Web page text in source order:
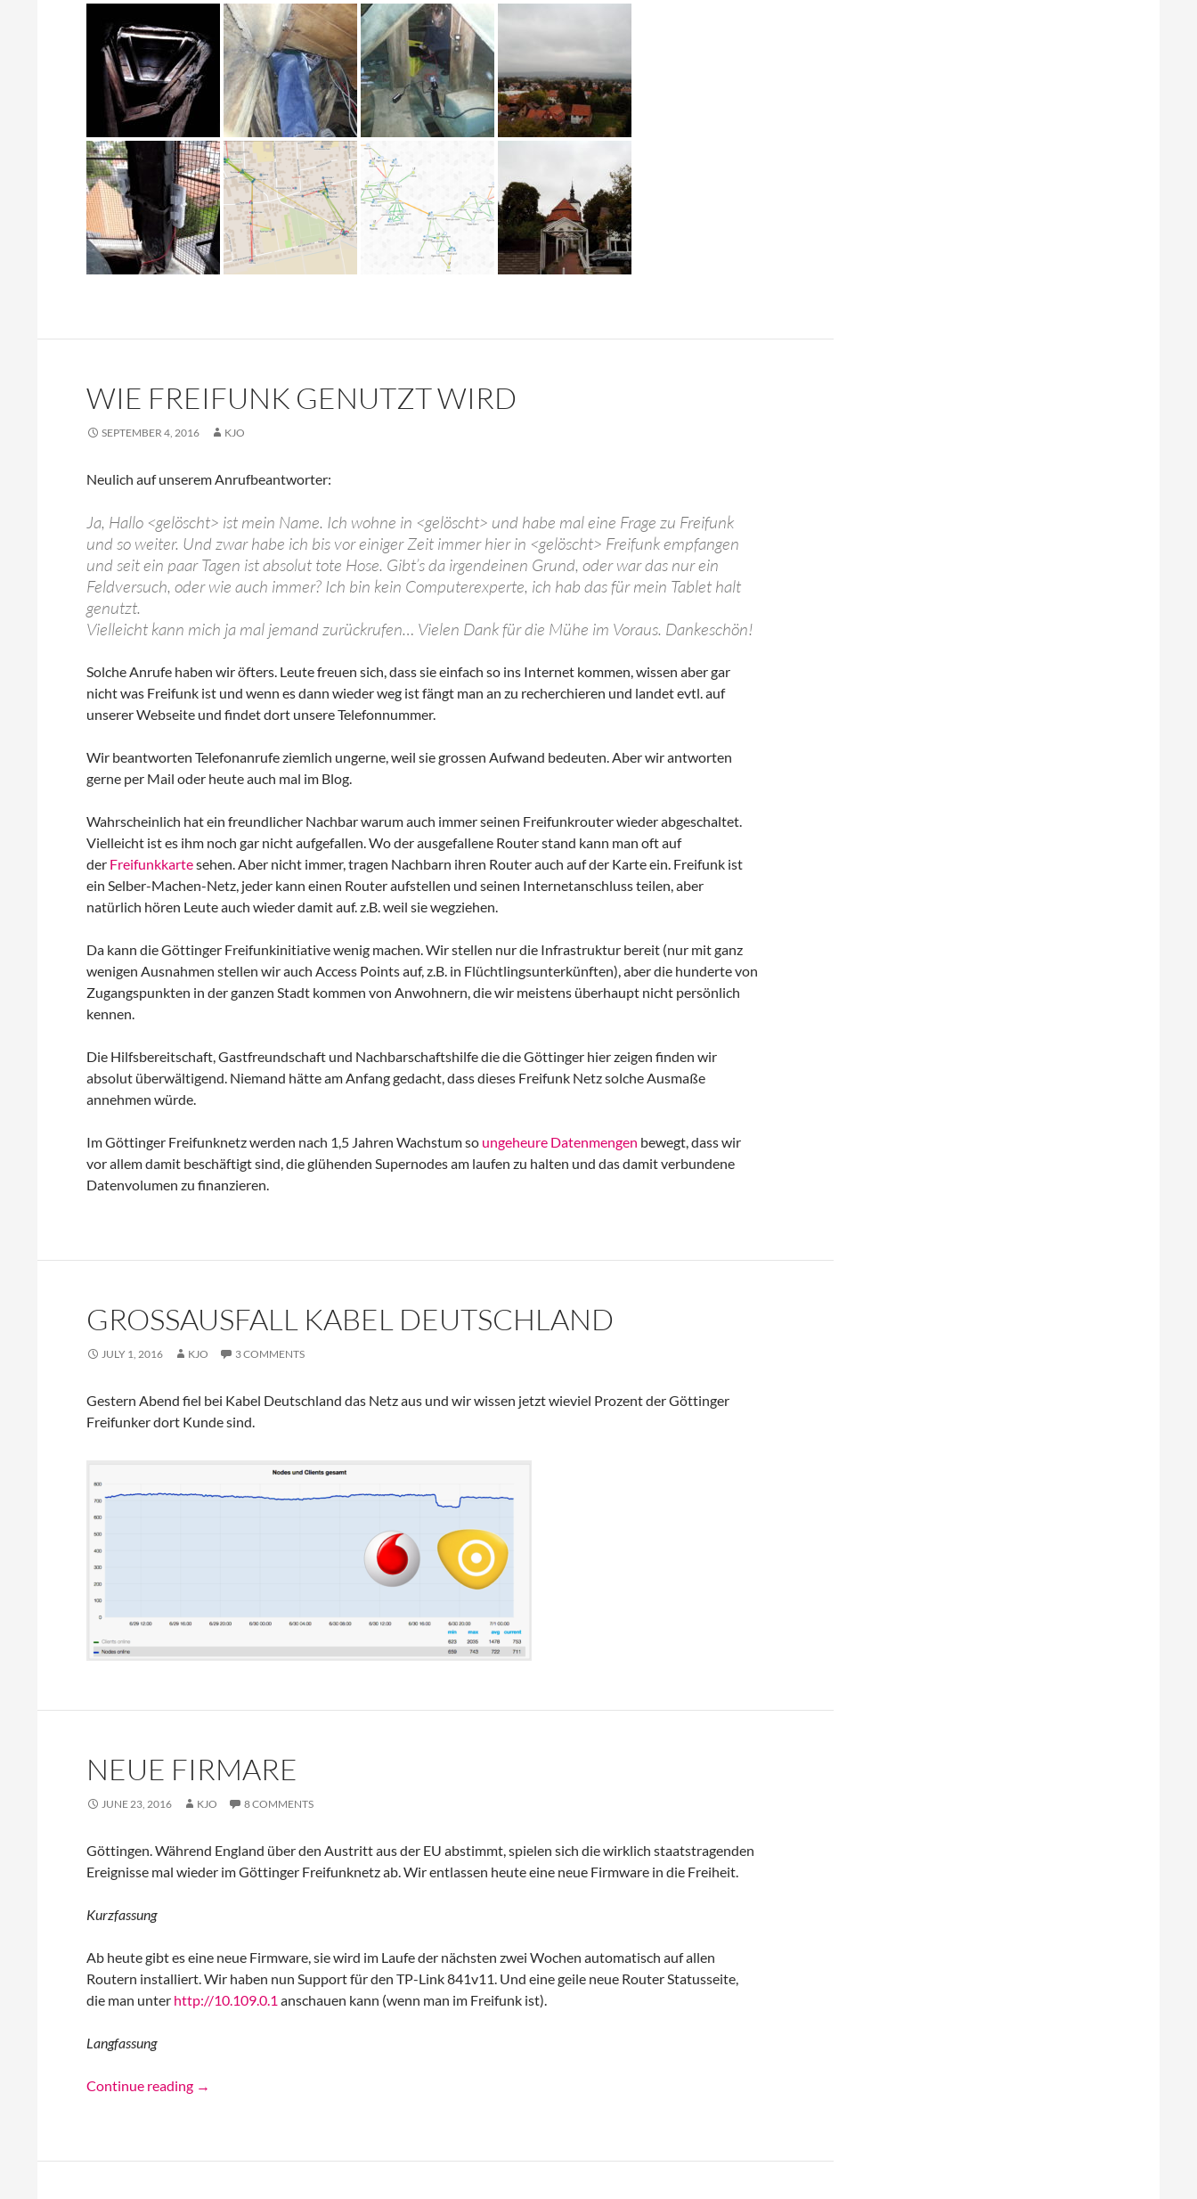
WIE FREIFUNK GENUTZT WIRD
SEPTEMBER 4, 2016 KJO
Neulich auf unserem Anrufbeantworter:
Ja, Hallo <gelöscht> ist mein Name. Ich wohne in <gelöscht> und habe mal eine Frage zu Freifunk
und so weiter. Und zwar habe ich bis vor einiger Zeit immer hier in <gelöscht> Freifunk empfangen
und seit ein paar Tagen ist absolut tote Hose. Gibt’s da irgendeinen Grund, oder war das nur ein
Feldversuch, oder wie auch immer? Ich bin kein Computerexperte, ich hab das für mein Tablet halt
genutzt.
Vielleicht kann mich ja mal jemand zurückrufen… Vielen Dank für die Mühe im Voraus. Dankeschön!
Solche Anrufe haben wir öfters. Leute freuen sich, dass sie einfach so ins Internet kommen, wissen aber gar
nicht was Freifunk ist und wenn es dann wieder weg ist fängt man an zu recherchieren und landet evtl. auf
unserer Webseite und findet dort unsere Telefonnummer.
Wir beantworten Telefonanrufe ziemlich ungerne, weil sie grossen Aufwand bedeuten. Aber wir antworten
gerne per Mail oder heute auch mal im Blog.
Wahrscheinlich hat ein freundlicher Nachbar warum auch immer seinen Freifunkrouter wieder abgeschaltet.
Vielleicht ist es ihm noch gar nicht aufgefallen. Wo der ausgefallene Router stand kann man oft auf
der Freifunkkartesehen. Aber nicht immer, tragen Nachbarn ihren Router auch auf der Karte ein. Freifunk ist
ein Selber-Machen-Netz, jeder kann einen Router aufstellen und seinen Internetanschluss teilen, aber
natürlich hören Leute auch wieder damit auf. z.B. weil sie wegziehen.
Da kann die Göttinger Freifunkinitiative wenig machen. Wir stellen nur die Infrastruktur bereit (nur mit ganz
wenigen Ausnahmen stellen wir auch Access Points auf, z.B. in Flüchtlingsunterkünften), aber die hunderte von
Zugangspunkten in der ganzen Stadt kommen von Anwohnern, die wir meistens überhaupt nicht persönlich
kennen.
Die Hilfsbereitschaft, Gastfreundschaft und Nachbarschaftshilfe die die Göttinger hier zeigen finden wir
absolut überwältigend. Niemand hätte am Anfang gedacht, dass dieses Freifunk Netz solche Ausmaße
annehmen würde.
Im Göttinger Freifunknetz werden nach 1,5 Jahren Wachstum so ungeheure Datenmengen bewegt, dass wir
vor allem damit beschäftigt sind, die glühenden Supernodes am laufen zu halten und das damit verbundene
Datenvolumen zu finanzieren.
GROSSAUSFALL KABEL DEUTSCHLAND
JULY 1, 2016 KJO 3 COMMENTS
Gestern Abend fiel bei Kabel Deutschland das Netz aus und wir wissen jetzt wieviel Prozent der Göttinger
Freifunker dort Kunde sind.
NEUE FIRMARE
JUNE 23, 2016 KJO 8 COMMENTS
Göttingen. Während England über den Austritt aus der EU abstimmt, spielen sich die wirklich staatstragenden
Ereignisse mal wieder im Göttinger Freifunknetz ab. Wir entlassen heute eine neue Firmware in die Freiheit.
Kurzfassung
Ab heute gibt es eine neue Firmware, sie wird im Laufe der nächsten zwei Wochen automatisch auf allen
Routern installiert. Wir haben nun Support für den TP-Link 841v11. Und eine geile neue Router Statusseite,
die man unter http://10.109.0.1 anschauen kann (wenn man im Freifunk ist).
Langfassung
Continue reading Neue Firmare
→